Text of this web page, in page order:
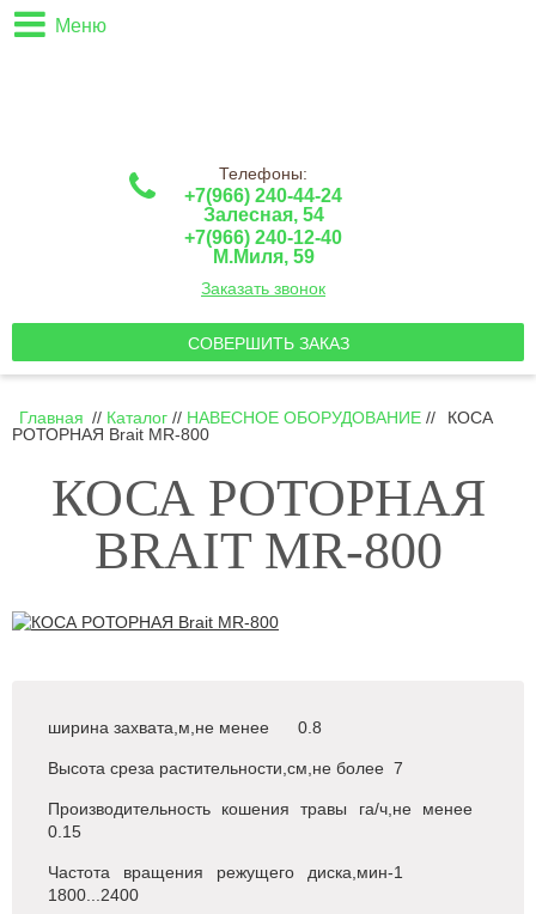
Меню
Телефоны:
+7(966) 240-44-24
Залесная, 54
+7(966) 240-12-40
М.Миля, 59
Заказать звонок
СОВЕРШИТЬ ЗАКАЗ
Главная // Каталог // НАВЕСНОЕ ОБОРУДОВАНИЕ //
КОСА
РОТОРНАЯ Brait MR-800
КОСА РОТОРНАЯ
BRAIT MR-800
ширина захвата,м,не менее 0.8
Высота среза растительности,см,не более 7
Производительность кошения травы га/ч,не менее
0.15
Частота вращения режущего диска,мин-1
1800...2400